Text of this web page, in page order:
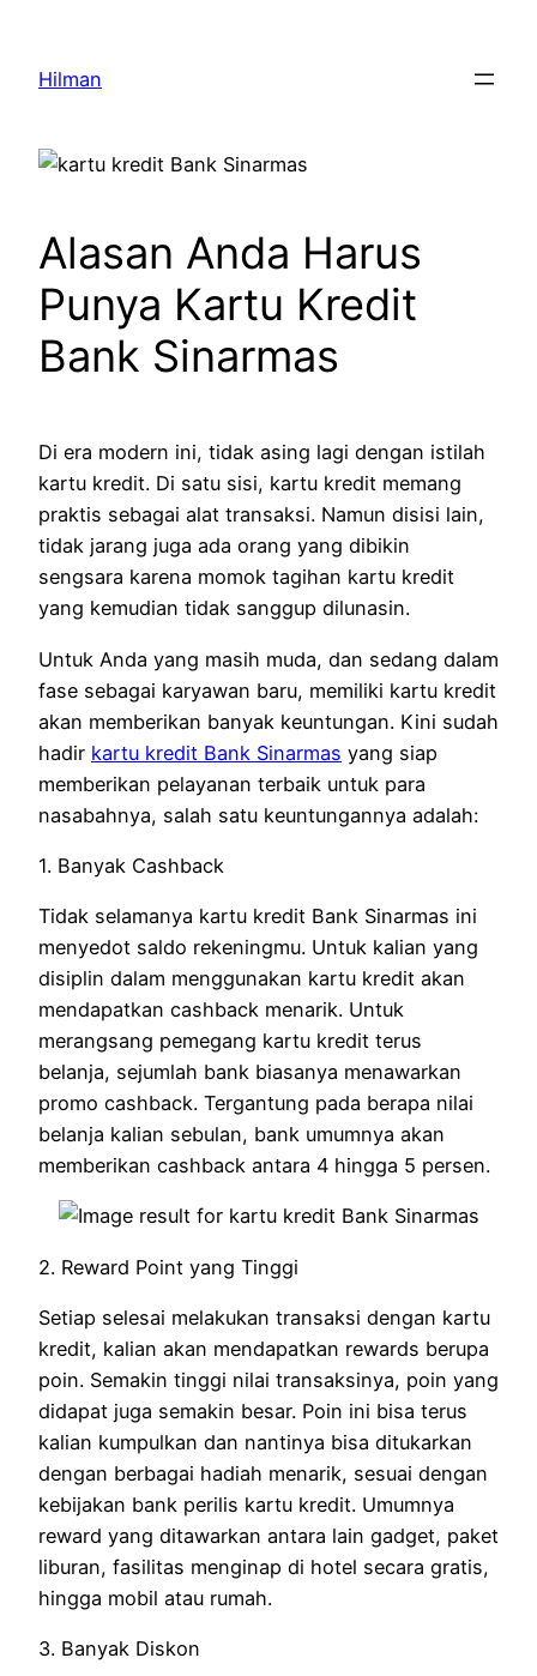
content
Hilman
Alasan Anda Harus
Punya Kartu Kredit
Bank Sinarmas
Di era modern ini, tidak asing lagi dengan istilah
kartu kredit. Di satu sisi, kartu kredit memang
praktis sebagai alat transaksi. Namun disisi lain,
tidak jarang juga ada orang yang dibikin
sengsara karena momok tagihan kartu kredit
yang kemudian tidak sanggup dilunasin.
Untuk Anda yang masih muda, dan sedang dalam
fase sebagai karyawan baru, memiliki kartu kredit
akan memberikan banyak keuntungan. Kini sudah
hadir kartu kredit Bank Sinarmas yang siap
memberikan pelayanan terbaik untuk para
nasabahnya, salah satu keuntungannya adalah:
1. Banyak Cashback
Tidak selamanya kartu kredit Bank Sinarmas ini
menyedot saldo rekeningmu. Untuk kalian yang
disiplin dalam menggunakan kartu kredit akan
mendapatkan cashback menarik. Untuk
merangsang pemegang kartu kredit terus
belanja, sejumlah bank biasanya menawarkan
promo cashback. Tergantung pada berapa nilai
belanja kalian sebulan, bank umumnya akan
memberikan cashback antara 4 hingga 5 persen.
2. Reward Point yang Tinggi
Setiap selesai melakukan transaksi dengan kartu
kredit, kalian akan mendapatkan rewards berupa
poin. Semakin tinggi nilai transaksinya, poin yang
didapat juga semakin besar. Poin ini bisa terus
kalian kumpulkan dan nantinya bisa ditukarkan
dengan berbagai hadiah menarik, sesuai dengan
kebijakan bank perilis kartu kredit. Umumnya
reward yang ditawarkan antara lain gadget, paket
liburan, fasilitas menginap di hotel secara gratis,
hingga mobil atau rumah.
3. Banyak Diskon